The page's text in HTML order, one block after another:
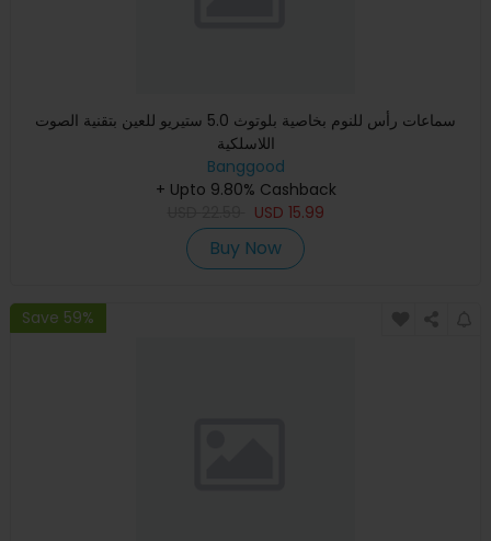
سماعات رأس للنوم بخاصية بلوتوث 5.0 ستيريو للعين بتقنية الصوت
اللاسلكية
Banggood
+ Upto 9.80% Cashback
USD 15.99
Buy Now
Save 59%